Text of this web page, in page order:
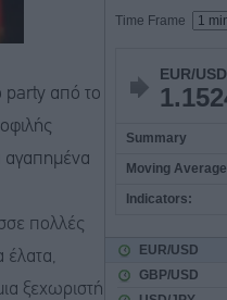
party από το
αγαπημένα
πολλές
έλατα,
ξεχωριστή